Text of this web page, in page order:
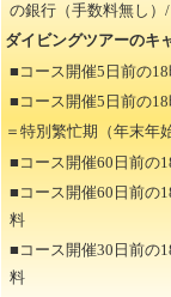
の銀行（手数料無し）
ダイビングツアーのキ
■コース開催5日前の
■コース開催5日前の
＝特別繁忙期（年末
■コース開催60日前の
■コース開催60日前の
料
■コース開催30日前の
料